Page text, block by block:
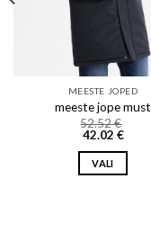
MEESTE JOPED
meeste jope must
52.52€
42.02 €
VALI